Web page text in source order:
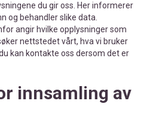
du gir oss. Her informerer
og behandler slike data.
angir hvilke opplysninger som
nettstedet vårt, hva vi bruker
kan kontakte oss dersom det er
innsamling av